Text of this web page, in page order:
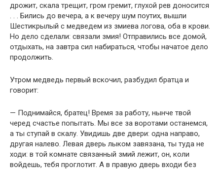
дрожит, скала трещит, гром гремит, глухой рев доносится
. . . Бились до вечера, а к вечеру шум поутих, вышли
Шестикрылый с медведем из змиева логова, оба в крови.
Но дело сделали: связали змия! Отправились все домой,
отдыхать, на завтра сил набираться, чтобы начатое дело
продолжить.
Утром медведь первый вскочил, разбудил братца и
говорит:
— Поднимайся, братец! Время за работу, нынче твой
черед счастье попытать. Мы все за воротами останемся,
а ты ступай в скалу. Увидишь две двери: одна направо,
другая налево. Левая дверь лыком завязана, ты туда не
ходи: в той комнате связанный змий лежит, он, коли
войдешь, тебя проглотит. А в правую дверь входи без